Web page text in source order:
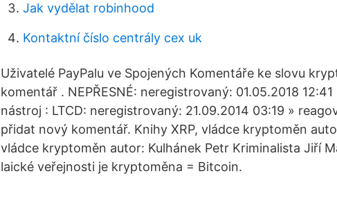
Jak vydělat robinhood
Kontaktní číslo centrály cex uk
Uživatelé PayPalu ve Spojených Komentáře ke slovu
komentář . NEPŘESNÉ: neregistrovaný: 01.05.2018
nástroj : LTCD: neregistrovaný: 21.09.2014 03:19 »
přidat nový komentář. Knihy XRP, vládce kryptoměn
vládce kryptoměn autor: Kulhánek Petr Kriminalista Jiří
laické veřejnosti je kryptoměna = Bitcoin.